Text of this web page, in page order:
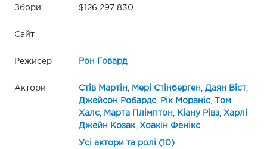
Збори $126 297 830
Сайт
Режисер Рон Говард
Актори Стів Мартін Мері Стінберген Даян Віст,
Джейсон Робардс, Рік Мораніс,
Том
Халс, Марта Плімптон Кіану Рівз,
Харлі
Джейн Козак, Хоакін Фенікс
Усі актори та ролі (10)